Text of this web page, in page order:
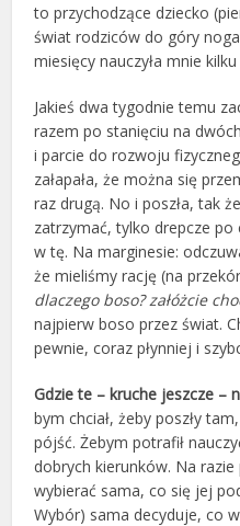
to przychodzące dziecko
świat rodziców do góry
miesięcy nauczyła mnie
Jakieś dwa tygodnie temu
razem po stanięciu na
i parcie do rozwoju
załapała, że można się
raz drugą. No i poszła, tak
zatrzymać, tylko drepcze po
w tę. Na marginesie:
że mieliśmy rację (na
dlaczego boso? załóżcie
najpierw boso przez świat.
pewnie, coraz płynniej i
Gdzie te – kruche jeszcze –
bym chciał, żeby poszły
pójść. Żebym potrafił
dobrych kierunków. Na
wybierać sama, co się jej
Wybór) sama decyduje, co